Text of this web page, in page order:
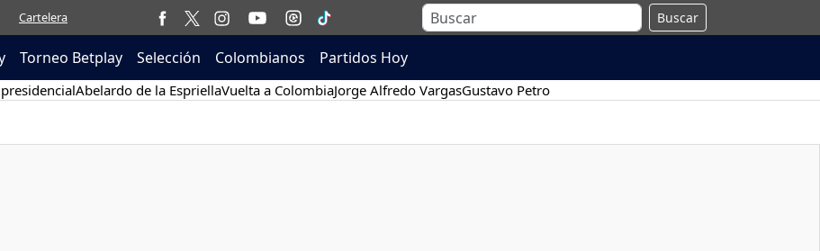
Cartelera Buscar
Torneo Betplay Selección Colombianos Partidos Hoy
Abelardo de la EspriellaVuelta a ColombiaJorge Alfredo VargasGustavo Petro